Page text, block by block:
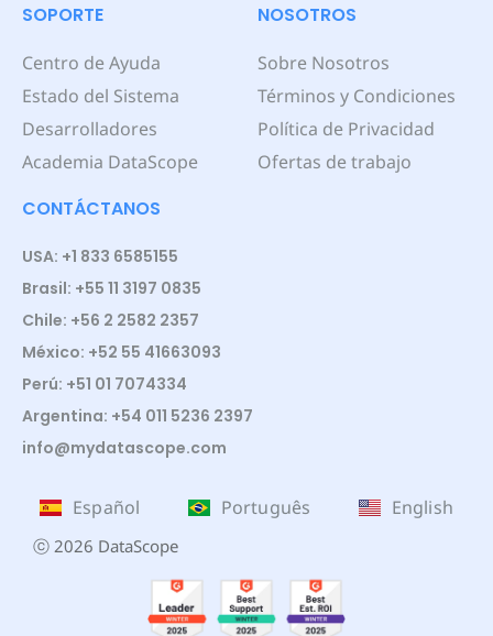
SOPORTE
Centro de Ayuda
Estado del Sistema
Desarrolladores
Academia DataScope
NOSOTROS
Sobre Nosotros
Términos y Condiciones
Política de Privacidad
Ofertas de trabajo
CONTÁCTANOS
USA: +1 833 6585155
Brasil: +55 11 3197 0835
Chile: +56 2 2582 2357
México: +52 55 41663093
Perú: +51 01 7074334
Argentina: +54 011 5236 2397
info@mydatascope.com
Español Português English
ⓒ 2026 DataScope